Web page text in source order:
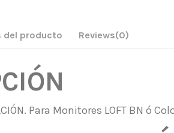
del producto Reviews(0)
Para Monitores LOFT BN